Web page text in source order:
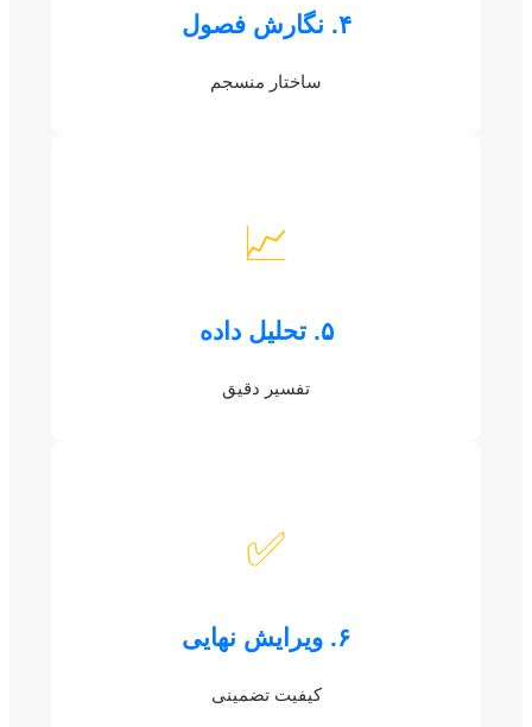
۴. نگارش فصول
ساختار منسجم
📈
۵. تحلیل داده
تفسیر دقیق
✅
۶. ویرایش نهایی
کیفیت تضمینی